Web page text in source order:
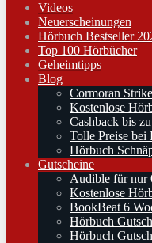
Videos
Neuerscheinungen
Hörbuch Bestseller
Top 100 Hörbücher
Geheimtipps
Blog
Cormoran
Kostenlose
Cashback bis
Tolle Preise bei
Hörbuch
Gutscheine
Audible für nur
Kostenlose
BookBeat 6
Hörbuch
Hörbuch